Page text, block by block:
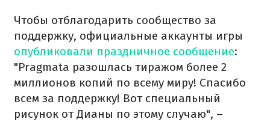
Чтобы отблагодарить сообщество за
поддержку, официальные аккаунты игры
опубликовали праздничное сообщение:
"Pragmata разошлась тиражом более 2
миллионов копий по всему миру! Спасибо
всем за поддержку! Вот специальный
рисунок от Дианы по этому случаю", –